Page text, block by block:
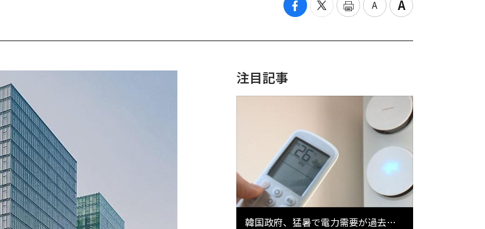
注目記事
韓国政府、猛暑で電力需要が過去最